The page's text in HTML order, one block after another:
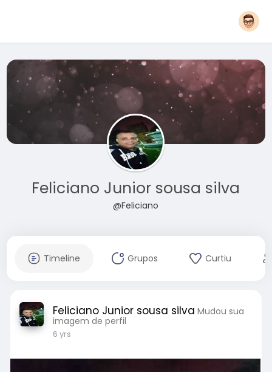
Feliciano Junior sousa silva
@Feliciano
Timeline Grupos Curtiu
Feliciano Junior sousa silva Mudou sua
imagem de perfil
6 yrs